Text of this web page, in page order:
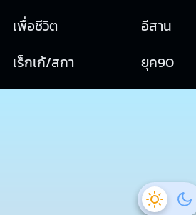
เพื่อชีวิต อีสาน
เร็กเก้/สกา ยุค90